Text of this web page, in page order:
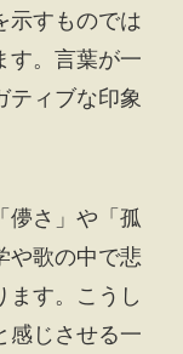
示すものでは
す。言葉が一
ティブな印象
儚さ」や「孤
や歌の中で悲
ます。こうし
感じさせる一